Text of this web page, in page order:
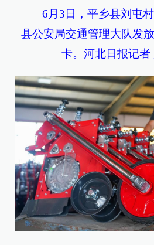
6月3日，平乡县刘屯
县公安局交通管理大队发
卡。河北日报记者